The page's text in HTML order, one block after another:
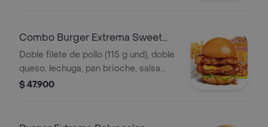
Combo Burger Extrema Sweet
Carolina
Doble filete de pollo (115 g und), doble
queso, lechuga, pan brioche, salsa
sweet Carolina,francesa mediana (60
$ 47.900